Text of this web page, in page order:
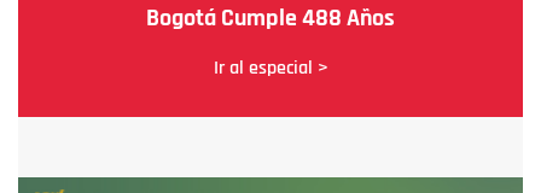
Bogotá Cumple 488 Años
Ir al especial >